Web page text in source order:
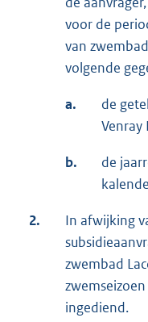
voor de
van
volgende
a.
de
Venray
b.
de
2.
In afwijking
zwembad
ingediend.